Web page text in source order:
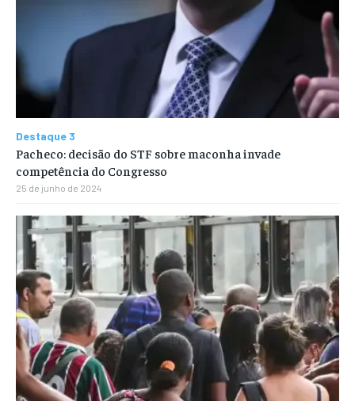
Destaque 3
Pacheco: decisão do STF sobre maconha invade
competência do Congresso
25 de junho de 2024